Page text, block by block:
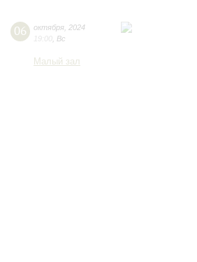
06 октября 2024
19:00 Вс
Малый зал